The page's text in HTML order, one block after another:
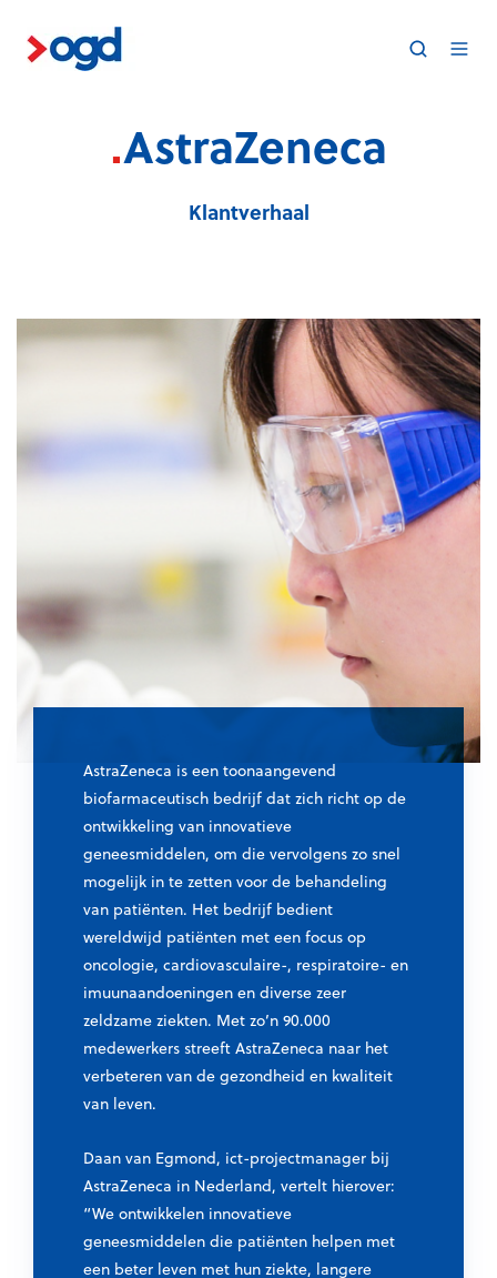
.AstraZeneca
Klantverhaal
AstraZeneca is een toonaangevend
biofarmaceutisch bedrijf dat zich richt op de
ontwikkeling van innovatieve
geneesmiddelen, om die vervolgens zo snel
mogelijk in te zetten voor de behandeling
van patiënten. Het bedrijf bedient
wereldwijd patiënten met een focus op
oncologie, cardiovasculaire-, respiratoire- en
imuunaandoeningen en diverse zeer
zeldzame ziekten. Met zo’n 90.000
medewerkers streeft AstraZeneca naar het
verbeteren van de gezondheid en kwaliteit
van leven.
Daan van Egmond, ict-projectmanager bij
AstraZeneca in Nederland, vertelt hierover:
“We ontwikkelen innovatieve
geneesmiddelen die patiënten helpen met
een beter leven met hun ziekte, langere